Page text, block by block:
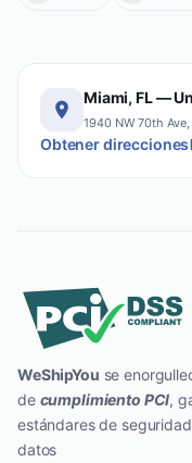
Miami, FL —
1940 NW 70th
Obtener direcciones
WeShipYou se
de cumplimiento PCI,
estándares de
datos